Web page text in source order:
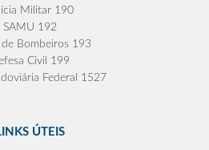
Militar 190
SAMU 192
Bombeiros 193
Civil 199
Federal 1527
ÚTEIS